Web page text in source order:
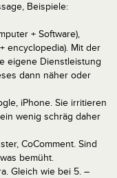
Beispiele:
+ Software),
encyclopedia). Mit der
eigene Dienstleistung
dann näher oder
iPhone. Sie irritieren
wenig schräg daher
CoComment. Sind
bemüht.
Gleich wie bei 5. –